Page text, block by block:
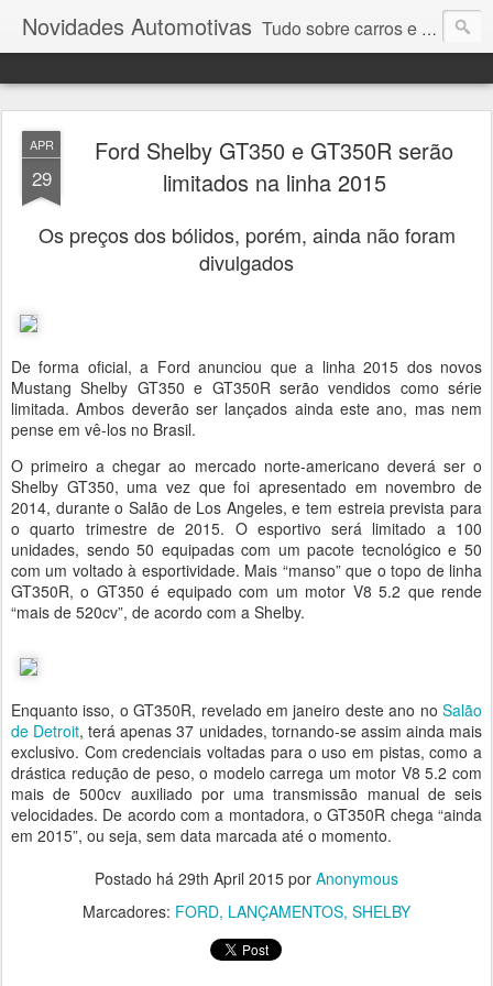
Novidades Automotivas Tudo sobre carros e motores
APR
29
Ford Shelby GT350 e GT350R serão
limitados na linha 2015
Os preços dos bólidos, porém, ainda não foram
divulgados
De forma oficial, a Ford anunciou que a linha 2015 dos novos
Mustang Shelby GT350 e GT350R serão vendidos como série
limitada. Ambos deverão ser lançados ainda este ano, mas nem
pense em vê-los no Brasil.
O primeiro a chegar ao mercado norte-americano deverá ser o
Shelby GT350, uma vez que foi apresentado em novembro de
2014, durante o Salão de Los Angeles, e tem estreia prevista para
o quarto trimestre de 2015. O esportivo será limitado a 100
unidades, sendo 50 equipadas com um pacote tecnológico e 50
com um voltado à esportividade. Mais “manso” que o topo de linha
GT350R, o GT350 é equipado com um motor V8 5.2 que rende
“mais de 520cv”, de acordo com a Shelby.
Enquanto isso, o GT350R, revelado em janeiro deste ano no Salão
de Detroit, terá apenas 37 unidades, tornando-se assim ainda mais
exclusivo. Com credenciais voltadas para o uso em pistas, como a
drástica redução de peso, o modelo carrega um motor V8 5.2 com
mais de 500cv auxiliado por uma transmissão manual de seis
velocidades. De acordo com a montadora, o GT350R chega “ainda
em 2015”, ou seja, sem data marcada até o momento.
Postado há 29th April 2015 por Anonymous
Marcadores: FORD LANÇAMENTOS SHELBY